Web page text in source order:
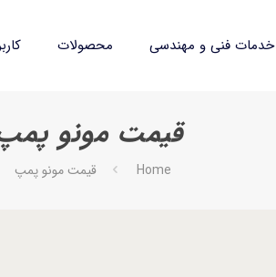
خدمات فنی و مهندسی محصولات
قیمت مونو
Home قیمت مونو پمپ